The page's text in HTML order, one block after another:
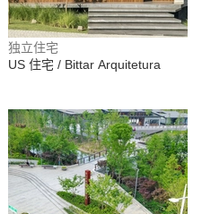
独立住宅
US 住宅 / Bittar Arquitetura